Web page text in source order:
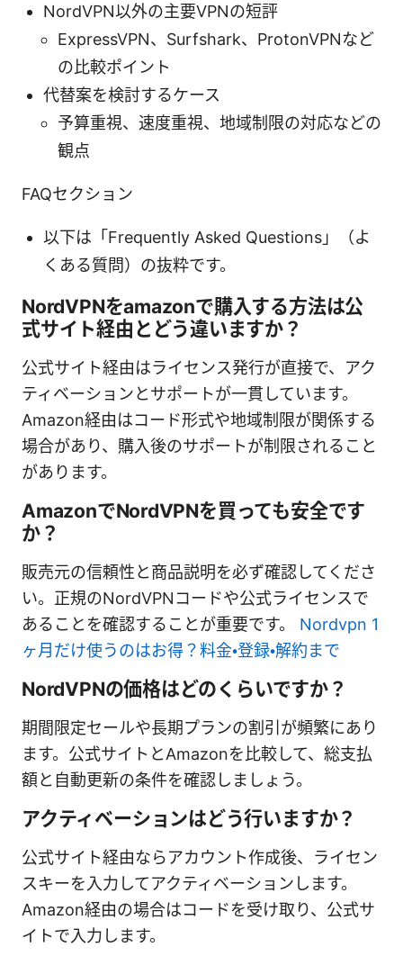
NordVPN以外の主要VPNの短評
ExpressVPN、Surfshark、ProtonVPNなど
の比較ポイント
代替案を検討するケース
予算重視、速度重視、地域制限の対応などの
観点
FAQセクション
以下は「Frequently Asked Questions」（よ
くある質問）の抜粋です。
NordVPNをamazonで購入する方法は公
式サイト経由とどう違いますか？
公式サイト経由はライセンス発行が直接で、アク
ティベーションとサポートが一貫しています。
Amazon経由はコード形式や地域制限が関係する
場合があり、購入後のサポートが制限されること
があります。
AmazonでNordVPNを買っても安全です
か？
販売元の信頼性と商品説明を必ず確認してくださ
い。正規のNordVPNコードや公式ライセンスで
あることを確認することが重要です。 Nordvpn 1
ヶ月だけ使うのはお得？料金・登録・解約まで
NordVPNの価格はどのくらいですか？
期間限定セールや長期プランの割引が頻繁にあり
ます。公式サイトとAmazonを比較して、総支払
額と自動更新の条件を確認しましょう。
アクティベーションはどう行いますか？
公式サイト経由ならアカウント作成後、ライセン
スキーを入力してアクティベーションします。
Amazon経由の場合はコードを受け取り、公式サ
イトで入力します。